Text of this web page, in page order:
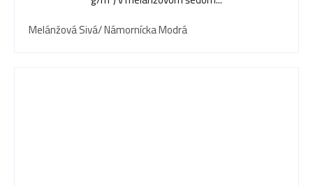
Melánžová Sivá/ Námornícka Modrá